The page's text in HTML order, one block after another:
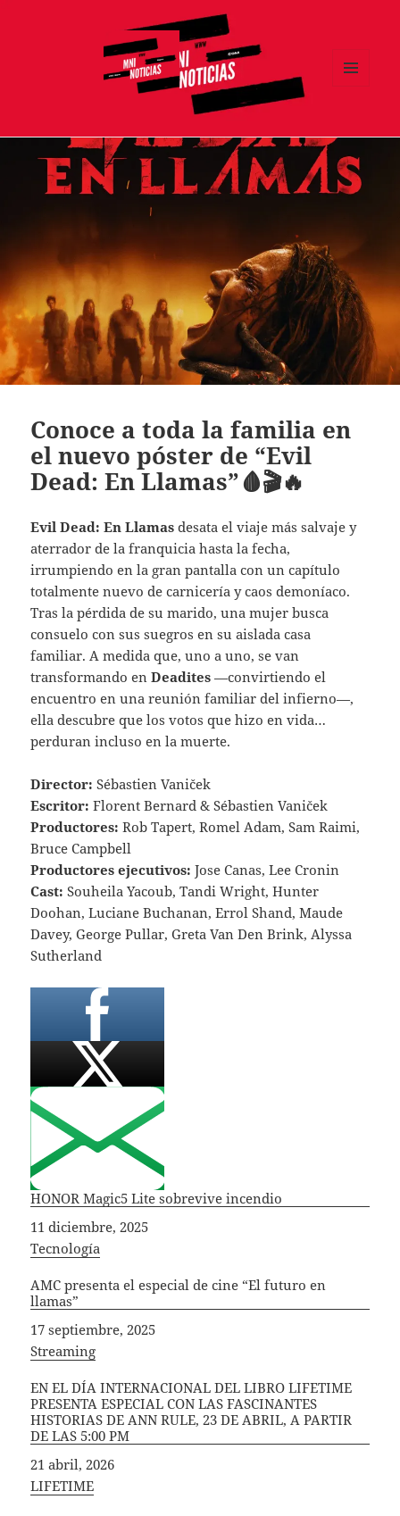
Conoce a toda la familia en
el nuevo póster de “Evil
Dead: En Llamas”🩸🎬🔥
Evil Dead: En Llamas desata el viaje más salvaje y
aterrador de la franquicia hasta la fecha,
irrumpiendo en la gran pantalla con un capítulo
totalmente nuevo de carnicería y caos demoníaco.
Tras la pérdida de su marido, una mujer busca
consuelo con sus suegros en su aislada casa
familiar. A medida que, uno a uno, se van
transformando enDeadites —convirtiendo el
encuentro en una reunión familiar del infierno—,
ella descubre que los votos que hizo en vida…
perduran incluso en la muerte.
Director:Sébastien Vaniček
Escritor: Florent Bernard & Sébastien Vaniček
Productores: Rob Tapert, Romel Adam, Sam Raimi,
Bruce Campbell
Productores ejecutivos:Jose Canas, Lee Cronin
Cast: Souheila Yacoub, Tandi Wright, Hunter
Doohan, Luciane Buchanan, Errol Shand, Maude
Davey, George Pullar, Greta Van Den Brink, Alyssa
Sutherland
HONOR Magic5 Lite sobrevive incendio
Fecha
11 diciembre, 2025
In relation to
Tecnología
AMC presenta el especial de cine “El futuro en
llamas”​
Fecha
17 septiembre, 2025
In relation to
Streaming
EN EL DÍA INTERNACIONAL DEL LIBRO LIFETIME
PRESENTA ESPECIAL CON LAS FASCINANTES
HISTORIAS DE ANN RULE, 23 DE ABRIL, A PARTIR
DE LAS 5:00 PM
Fecha
21 abril, 2026
In relation to
LIFETIME